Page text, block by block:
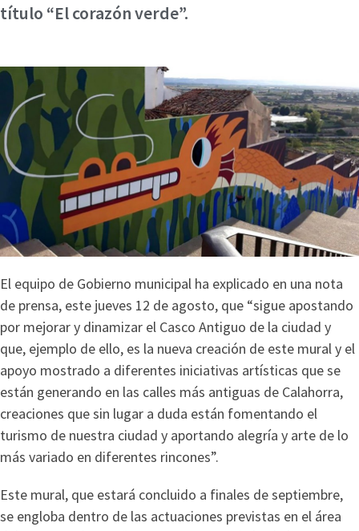
título “El corazón verde”.
El equipo de Gobierno municipal ha explicado en una nota
de prensa, este jueves 12 de agosto, que “sigue apostando
por mejorar y dinamizar el Casco Antiguo de la ciudad y
que, ejemplo de ello, es la nueva creación de este mural y el
apoyo mostrado a diferentes iniciativas artísticas que se
están generando en las calles más antiguas de Calahorra,
creaciones que sin lugar a duda están fomentando el
turismo de nuestra ciudad y aportando alegría y arte de lo
más variado en diferentes rincones”.
Este mural, que estará concluido a finales de septiembre,
se engloba dentro de las actuaciones previstas en el área